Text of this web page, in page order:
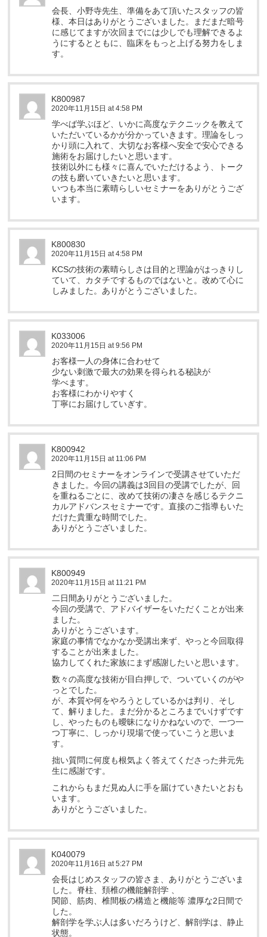
会長、小野寺先生、準備をあて頂いたスタッフの皆
様、本日はありがとうございました。まだまだ暗号
に感じてますが次回までには少しでも理解できるよ
うにするとともに、臨床をもっと上げる努力をしま
す。
K800987
2020年11月15日 at 4:58 PM
学べば学ぶほど、いかに高度なテクニックを教えて
いただいているかが分かっていきます。理論をしっ
かり頭に入れて、大切なお客様へ安全で安心できる
施術をお届けしたいと思います。
技術以外にも様々に喜んでいただけるよう、トーク
の技も磨いていきたいと思います。
いつも本当に素晴らしいセミナーをありがとうござ
います。
K800830
2020年11月15日 at 4:58 PM
KCSの技術の素晴らしさは目的と理論がはっきりし
ていて、カタチでするものではないと。改めて心に
しみました。ありがとうございました。
K033006
2020年11月15日 at 9:56 PM
お客様一人の身体に合わせて
少ない刺激で最大の効果を得られる秘訣が
学べます。
お客様にわかりやすく
丁寧にお届けしていぎす。
K800942
2020年11月15日 at 11:06 PM
2日間のセミナーをオンラインで受講させていただ
きました。今回の講義は3回目の受講でしたが、回
を重ねるごとに、改めて技術の凄さを感じるテクニ
カルアドバンスセミナーです。直接のご指導もいた
だけた貴重な時間でした。
ありがとうございました。
K800949
2020年11月15日 at 11:21 PM
二日間ありがとうございました。
今回の受講で、アドバイザーをいただくことが出来
ました。
ありがとうございます。
家庭の事情でなかなか受講出来ず、やっと今回取得
することが出来ました。
協力してくれた家族にまず感謝したいと思います。
数々の高度な技術が目白押しで、ついていくのがや
っとでした。
が、本質や何をやろうとしているかは判り、そし
て、解りました。まだ分かるところまでいけずです
し、やったものも曖昧になりかねないので、一つ一
つ丁寧に、しっかり現場で使っていこうと思いま
す。
拙い質問に何度も根気よく答えてくださった井元先
生に感謝です。
これからもまだ見ぬ人に手を届けていきたいとおも
います。
ありがとうございました。
K040079
2020年11月16日 at 5:27 PM
会長はじめスタッフの皆さま、ありがとうございま
した。脊柱、頚椎の機能解剖学 、
関節、筋肉、椎間板の構造と機能等 濃厚な2日間で
した。
解剖学を学ぶ人は多いだろうけど、解剖学は、静止
状態。